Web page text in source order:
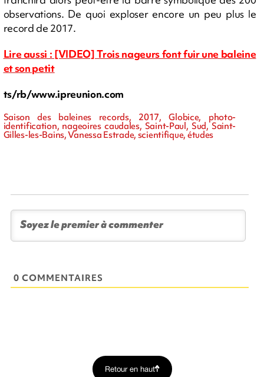
observations. De quoi exploser encore un peu plus le
record de 2017.
Lire aussi : [VIDEO] Trois nageurs font fuir une baleine
et son petit
ts/rb/www.ipreunion.com
Saison des baleines records, 2017, Globice, photo-
identification, nageoires caudales, Saint-Paul, Sud, Saint-
Gilles-les-Bains, Vanessa Estrade, scientifique, études
0 COMMENTAIRES
Retour en haut